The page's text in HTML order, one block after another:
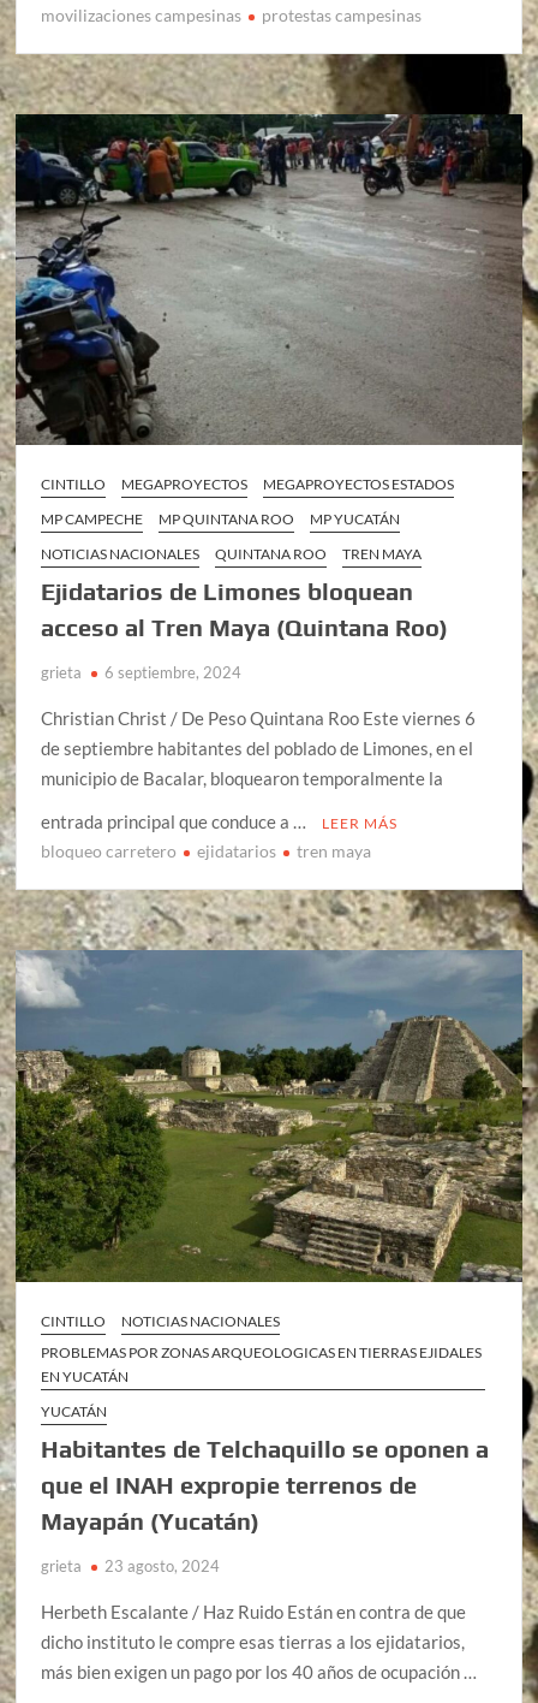
movilizaciones campesinas
protestas campesinas
CINTILLO MEGAPROYECTOS
MEGAPROYECTOS ESTADOS
MP CAMPECHE
MP QUINTANA ROO
MP YUCATÁN
NOTICIAS NACIONALES
QUINTANA ROO TREN MAYA
Ejidatarios de Limones bloquean
acceso al Tren Maya (Quintana Roo)
grieta 6 septiembre, 2024
Christian Christ / De Peso Quintana Roo Este viernes 6
de septiembre habitantes del poblado de Limones, en el
municipio de Bacalar, bloquearon temporalmente la
entrada principal que conduce a …
LEER MÁS
bloqueo carretero ejidatarios tren maya
CINTILLO
NOTICIAS NACIONALES
PROBLEMAS POR ZONAS ARQUEOLOGICAS EN TIERRAS EJIDALES
EN YUCATÁN
YUCATÁN
Habitantes de Telchaquillo se oponen a
que el INAH expropie terrenos de
Mayapán (Yucatán)
grieta 23 agosto, 2024
Herbeth Escalante / Haz Ruido Están en contra de que
dicho instituto le compre esas tierras a los ejidatarios,
más bien exigen un pago por los 40 años de ocupación …